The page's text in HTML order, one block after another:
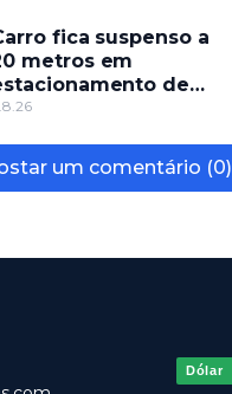
fica suspenso a
metros em
de
um comentário (0)
Dólar